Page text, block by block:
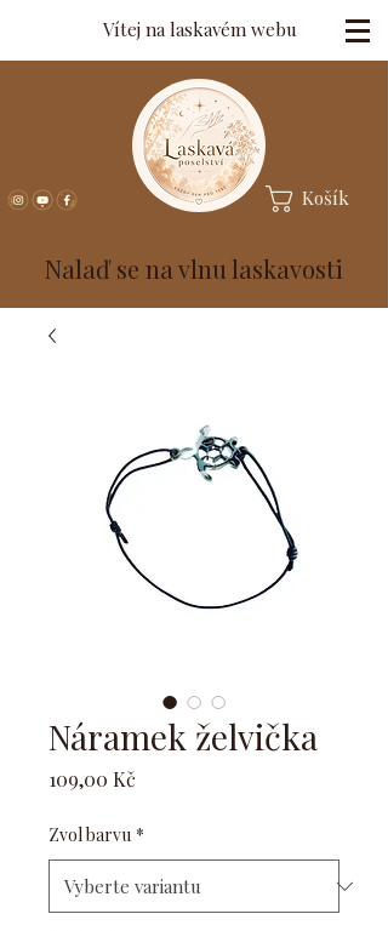
Vítej na laskavém webu
Košík
Nalaď se na vlnu laskavosti
Náramek želvička
109,00 Kč
Zvol barvu *